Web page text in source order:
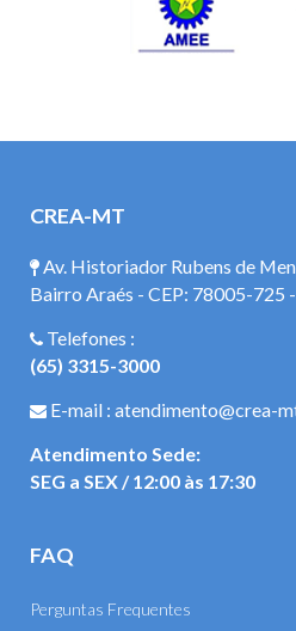
CREA-MT
Av. Historiador Rubens de
Bairro Araés - CEP: 78005-725
Telefones :
(65) 3315-3000
E-mail : atendimento@crea-
Atendimento Sede:
SEG a SEX / 12:00 às 17:30
FAQ
Perguntas Frequentes